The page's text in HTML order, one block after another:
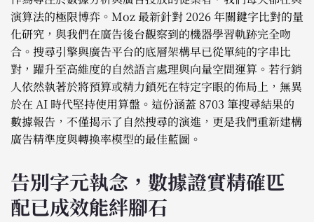
演算法的極限博弈。Moz 最新針對 2026 年關鍵字比對的量
化研究，與我們在廣告後台觀察到的機器學習軌跡完全吻
合。搜尋引擎與廣告平台的底層架構早已從單純的字串比
對，躍升至高維度的自然語言處理與向量空間運算。若行銷
人依然執著於將預算或精力鎖死在特定字眼的佈局上，無異
於在 AI 時代堅持使用算盤。這份涵蓋 8703 筆搜尋結果的
數據報告，不僅揭示了自然搜尋的演進，更是我們重新建構
廣告精準度與轉換率模型的最佳藍圖。
告別字元執念，數據證實精確匹
配已成效能絆腳石